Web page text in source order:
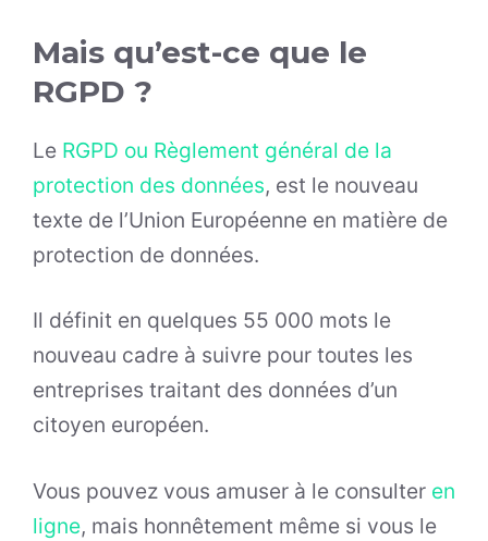
Mais qu’est-ce que le
RGPD ?
Le RGPD ou Règlement général de la
protection des données, est le nouveau
texte de l’Union Européenne en matière de
protection de données.
Il définit en quelques 55 000 mots le
nouveau cadre à suivre pour toutes les
entreprises traitant des données d’un
citoyen européen.
Vous pouvez vous amuser à le consulter en
ligne, mais honnêtement même si vous le